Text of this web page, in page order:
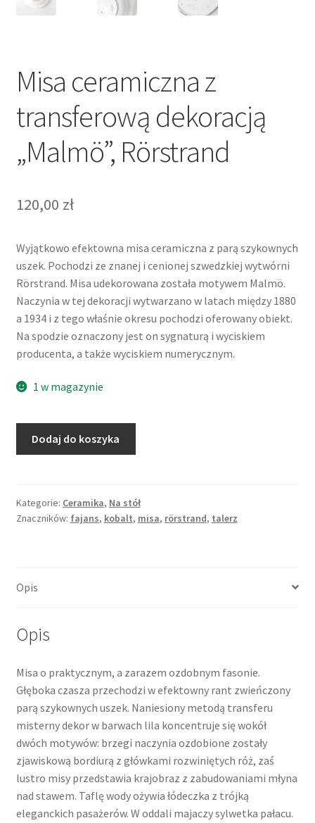
Misa ceramiczna z
transferową dekoracją
„Malmö”, Rörstrand
120,00 zł
Wyjątkowo efektowna misa ceramiczna z parą szykownych
uszek. Pochodzi ze znanej i cenionej szwedzkiej wytwórni
Rörstrand. Misa udekorowana została motywem Malmö.
Naczynia w tej dekoracji wytwarzano w latach między 1880
a 1934 i z tego właśnie okresu pochodzi oferowany obiekt.
Na spodzie oznaczony jest on sygnaturą i wyciskiem
producenta, a także wyciskiem numerycznym.
1 w magazynie
transferową
dekoracją
Dodaj do koszyka
Kategorie: Ceramika, Na stół
Znaczników: fajans, kobalt, misa, rörstrand, talerz
Opis
Opis
Misa o praktycznym, a zarazem ozdobnym fasonie.
Głęboka czasza przechodzi w efektowny rant zwieńczony
parą szykownych uszek. Naniesiony metodą transferu
misterny dekor w barwach lila koncentruje się wokół
dwóch motywów: brzegi naczynia ozdobione zostały
zjawiskową bordiurą z główkami rozwiniętych róż, zaś
lustro misy przedstawia krajobraz z zabudowaniami młyna
nad stawem. Taflę wody ożywia łódeczka z trójką
eleganckich pasażerów. W oddali majaczy sylwetka pałacu.